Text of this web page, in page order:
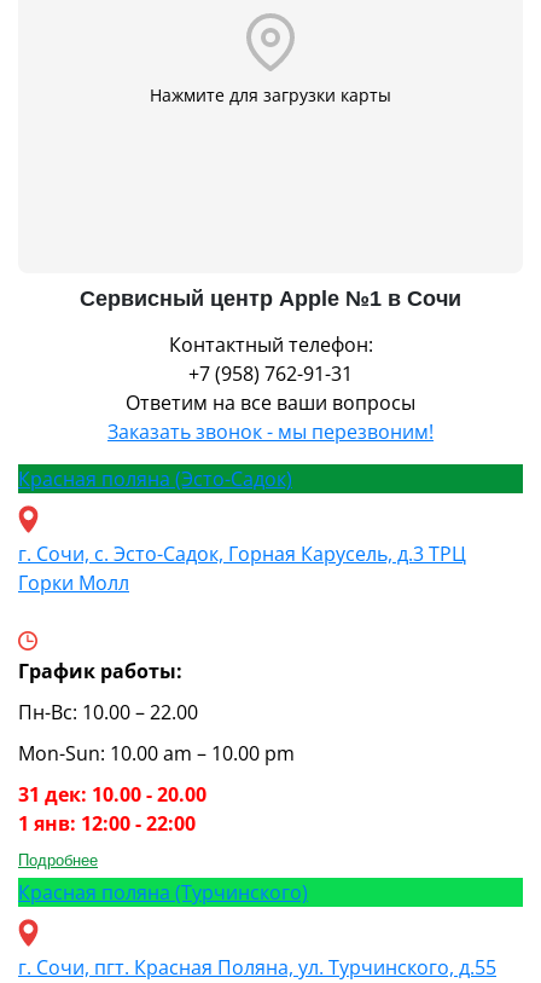
Нажмите для загрузки карты
Сервисный центр Apple №1 в Сочи
Контактный телефон:
+7 (958) 762-91-31
Ответим на все ваши вопросы
Заказать звонок - мы перезвоним!
Красная поляна (Эсто-Садок)
г. Сочи, с. Эсто-Садок, Горная Карусель, д.3 ТРЦ
Горки Молл
График работы:
Пн-Вс: 10.00 – 22.00
Mon-Sun: 10.00 am – 10.00 pm
31 дек: 10.00 - 20.00
1 янв: 12:00 - 22:00
Подробнее
Красная поляна (Турчинского)
г. Сочи, пгт. Красная Поляна, ул. Турчинского, д.55